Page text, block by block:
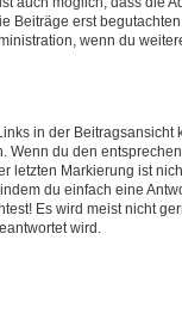
Beiträge erst
wenn du
in der
Wenn du den
letzten Markierung ist
du einfach eine
Es wird meist nicht
wird.